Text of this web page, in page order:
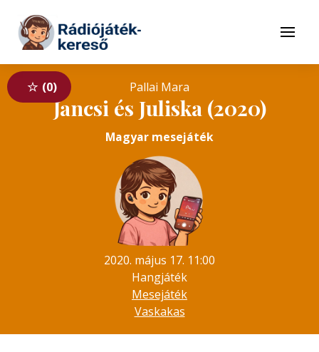
Tovább a tartalomhoz
Menü
0 Pallai Mara
Jancsi és Juliska (2020)
Magyar mesejáték
2020. május 17. 11:00
Hangjáték
Mesejáték
Vaskakas